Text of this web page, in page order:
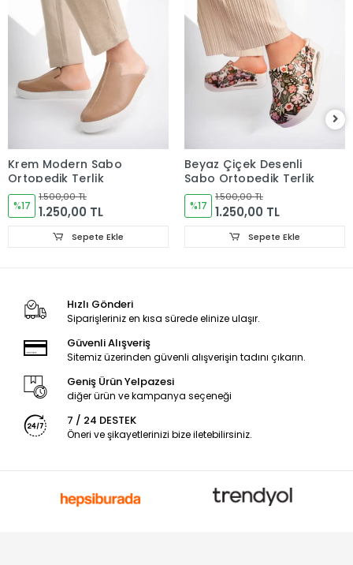
Krem Modern Sabo
Ortopedik Terlik
%17
1.500,00 TL
1.250,00 TL
Sepete Ekle
Beyaz Çiçek Desenli
Sabo Ortopedik Terlik
%17
1.500,00 TL
1.250,00 TL
Sepete Ekle
Hızlı Gönderi
Siparişleriniz en kısa sürede elinize ulaşır.
Güvenli Alışveriş
Sitemiz üzerinden güvenli alışverişin tadını çıkarın.
Geniş Ürün Yelpazesi
diğer ürün ve kampanya seçeneği
7 / 24 DESTEK
Öneri ve şikayetlerinizi bize iletebilirsiniz.